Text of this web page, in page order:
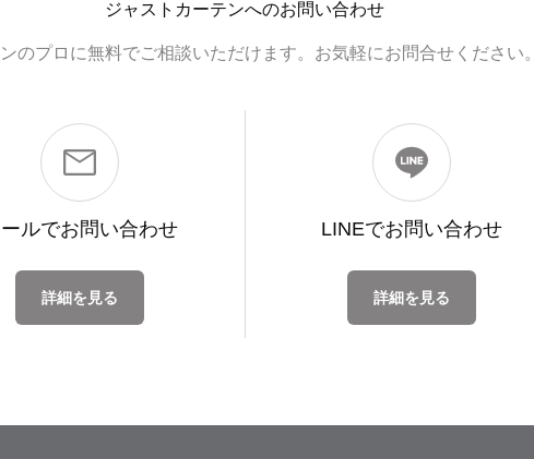
ジャストカーテンへのお問い合わせ
のプロに無料でご相談いただけます。お気軽にお問合せください。
ルでお問い合わせ
詳細を見る
LINEでお問い合わせ
詳細を見る